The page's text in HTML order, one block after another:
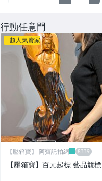
行動任意門
超人氣賣家
【壓箱寶】 阿寶託拍網
【壓箱寶】百元起標 藝品競標